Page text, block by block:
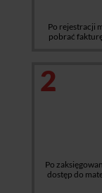
Po rejestracji
pobrać
2
Po
dostęp do